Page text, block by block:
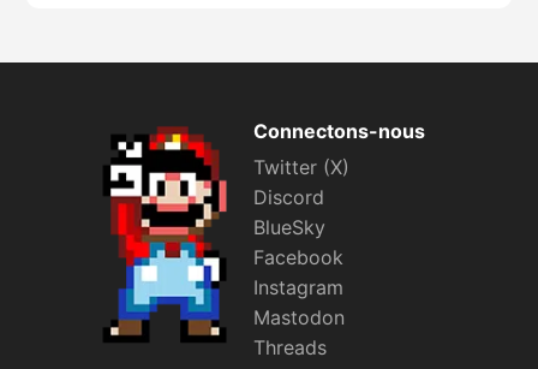
Connectons-nous
Twitter (X)
Discord
BlueSky
Facebook
Instagram
Mastodon
Threads